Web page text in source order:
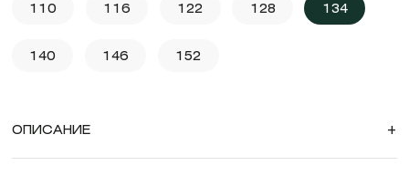
110 116 122 128 134
140 146 152
ОПИСАНИЕ +